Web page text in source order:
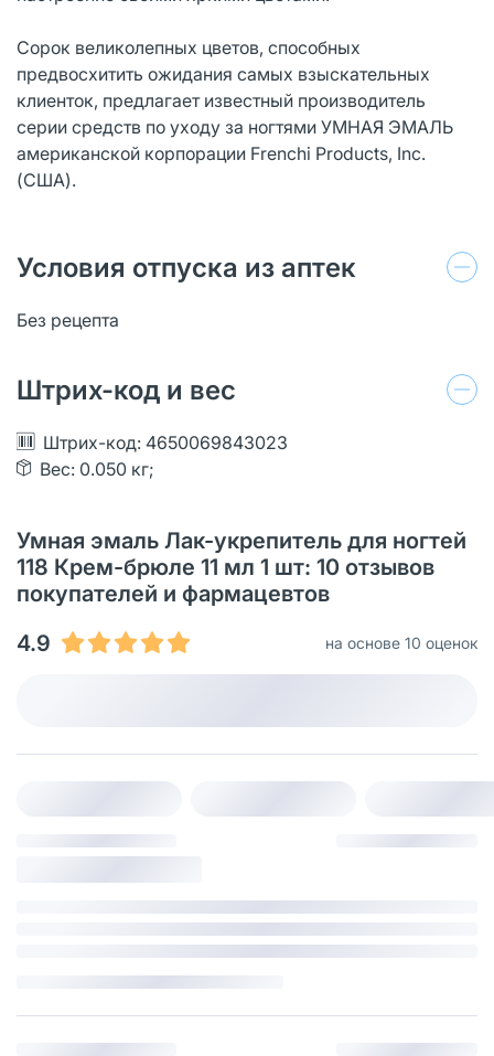
Сорок великолепных цветов, способных
предвосхитить ожидания самых взыскательных
клиенток, предлагает известный производитель
серии средств по уходу за ногтями УМНАЯ ЭМАЛЬ
американской корпорации Frenchi Products, Inc.
(США).
Условия отпуска из аптек
Без рецепта
Штрих-код и вес
Штрих-код: 4650069843023
Вес: 0.050 кг;
Умная эмаль Лак-укрепитель для ногтей
118 Крем-брюле 11 мл 1 шт: 10 отзывов
покупателей и фармацевтов
4.9
на основе 10 оценок